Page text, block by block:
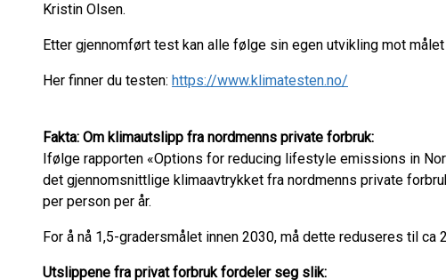
Kristin Olsen.
Etter gjennomført test kan alle følge sin egen utvikling mot
Her finner du testen: https://www.klimatesten.no/
Fakta: Om klimautslipp fra nordmenns private forbruk:
Ifølge rapporten «Options for reducing lifestyle emissions in
det gjennomsnittlige klimaavtrykket fra nordmenns private
per person per år.
For å nå 1,5-gradersmålet innen 2030, må dette reduseres til ca
Utslippene fra privat forbruk fordeler seg slik: